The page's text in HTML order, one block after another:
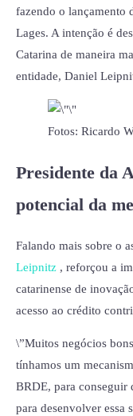
fazendo o lançamento
Lages. A intenção é
Catarina de maneira
entidade, Daniel
Fotos: Ricardo
Presidente da
potencial da
Falando mais sobre o
Leipnitz , reforçou a
catarinense de
acesso ao crédito
\”Muitos negócios
tínhamos um
BRDE, para conseguir
para desenvolver essa